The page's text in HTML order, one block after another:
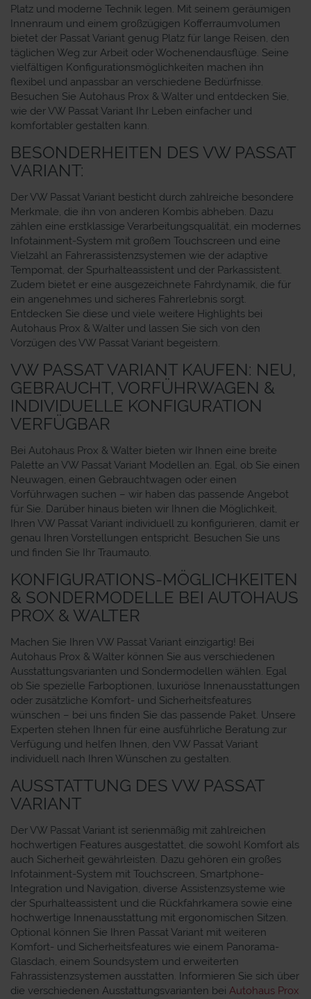
Platz und moderne Technik legen. Mit seinem geräumigen
Innenraum und einem großzügigen Kofferraumvolumen
bietet der Passat Variant genug Platz für lange Reisen, den
täglichen Weg zur Arbeit oder Wochenendausflüge. Seine
vielfältigen Konfigurationsmöglichkeiten machen ihn
flexibel und anpassbar an verschiedene Bedürfnisse.
Besuchen Sie Autohaus Prox & Walter und entdecken Sie,
wie der VW Passat Variant Ihr Leben einfacher und
komfortabler gestalten kann.
BESONDERHEITEN DES VW PASSAT
VARIANT:
Der VW Passat Variant besticht durch zahlreiche besondere
Merkmale, die ihn von anderen Kombis abheben. Dazu
zählen eine erstklassige Verarbeitungsqualität, ein modernes
Infotainment-System mit großem Touchscreen und eine
Vielzahl an Fahrerassistenzsystemen wie der adaptive
Tempomat, der Spurhalteassistent und der Parkassistent.
Zudem bietet er eine ausgezeichnete Fahrdynamik, die für
ein angenehmes und sicheres Fahrerlebnis sorgt.
Entdecken Sie diese und viele weitere Highlights bei
Autohaus Prox & Walter und lassen Sie sich von den
Vorzügen des VW Passat Variant begeistern.
VW PASSAT VARIANT KAUFEN: NEU,
GEBRAUCHT, VORFÜHRWAGEN &
INDIVIDUELLE KONFIGURATION
VERFÜGBAR
Bei Autohaus Prox & Walter bieten wir Ihnen eine breite
Palette an VW Passat Variant Modellen an. Egal, ob Sie einen
Neuwagen, einen Gebrauchtwagen oder einen
Vorführwagen suchen – wir haben das passende Angebot
für Sie. Darüber hinaus bieten wir Ihnen die Möglichkeit,
Ihren VW Passat Variant individuell zu konfigurieren, damit er
genau Ihren Vorstellungen entspricht. Besuchen Sie uns
und finden Sie Ihr Traumauto.
KONFIGURATIONS-MÖGLICHKEITEN
& SONDERMODELLE BEI AUTOHAUS
PROX & WALTER
Machen Sie Ihren VW Passat Variant einzigartig! Bei
Autohaus Prox & Walter können Sie aus verschiedenen
Ausstattungsvarianten und Sondermodellen wählen. Egal
ob Sie spezielle Farboptionen, luxuriöse Innenausstattungen
oder zusätzliche Komfort- und Sicherheitsfeatures
wünschen – bei uns finden Sie das passende Paket. Unsere
Experten stehen Ihnen für eine ausführliche Beratung zur
Verfügung und helfen Ihnen, den VW Passat Variant
individuell nach Ihren Wünschen zu gestalten.
AUSSTATTUNG DES VW PASSAT
VARIANT
Der VW Passat Variant ist serienmäßig mit zahlreichen
hochwertigen Features ausgestattet, die sowohl Komfort als
auch Sicherheit gewährleisten. Dazu gehören ein großes
Infotainment-System mit Touchscreen, Smartphone-
Integration und Navigation, diverse Assistenzsysteme wie
der Spurhalteassistent und die Rückfahrkamera sowie eine
hochwertige Innenausstattung mit ergonomischen Sitzen.
Optional können Sie Ihren Passat Variant mit weiteren
Komfort- und Sicherheitsfeatures wie einem Panorama-
Glasdach, einem Soundsystem und erweiterten
Fahrassistenzsystemen ausstatten. Informieren Sie sich über
die verschiedenen Ausstattungsvarianten bei Autohaus Prox